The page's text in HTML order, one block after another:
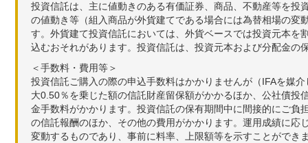
投資信託は、主に値動きのある有価証券、商品、不動産等を
の値動き等（組入商品が外貨建てである場合には為替相場の
す。外貨建て投資信託においては、外貨ベースでは投資元本
込むおそれがあります。投資信託は、投資元本および分配金の
＜手数料・費用等＞
投資信託ご購入の際の申込手数料はかかりませんが（IFAを媒
大0.50％を乗じた額の信託財産留保額がかかるほか、公社債
金手数料がかかります。投資信託の保有期間中に間接的にご
の信託報酬のほか、その他の費用がかかります。運用成績に
変動するものであり、事前に料率、上限額等を示すことがで